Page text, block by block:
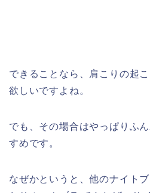
できることなら、肩こりの起
欲しいですよね。
でも、その場合はやっぱりふ
すめです。
なぜかというと、他のナイト